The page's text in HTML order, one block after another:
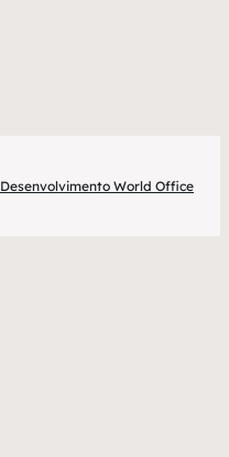
Desenvolvimento World Office